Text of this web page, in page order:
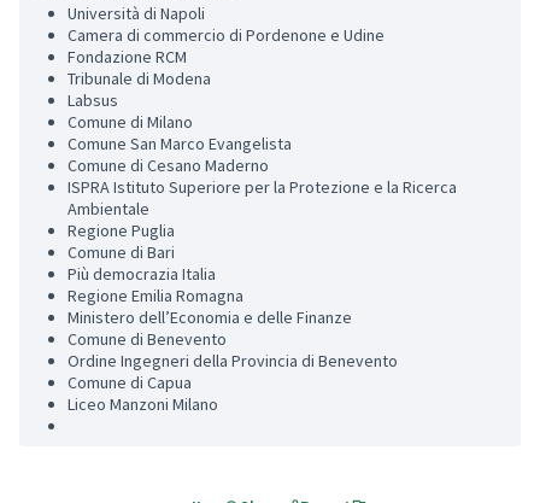
Università di Napoli
Camera di commercio di Pordenone e Udine
Fondazione RCM
Tribunale di Modena
Labsus
Comune di Milano
Comune San Marco Evangelista
Comune di Cesano Maderno
ISPRA Istituto Superiore per la Protezione e la Ricerca
Ambientale
Regione Puglia
Comune di Bari
Più democrazia Italia
Regione Emilia Romagna
Ministero dell’Economia e delle Finanze
Comune di Benevento
Ordine Ingegneri della Provincia di Benevento
Comune di Capua
Liceo Manzoni Milano